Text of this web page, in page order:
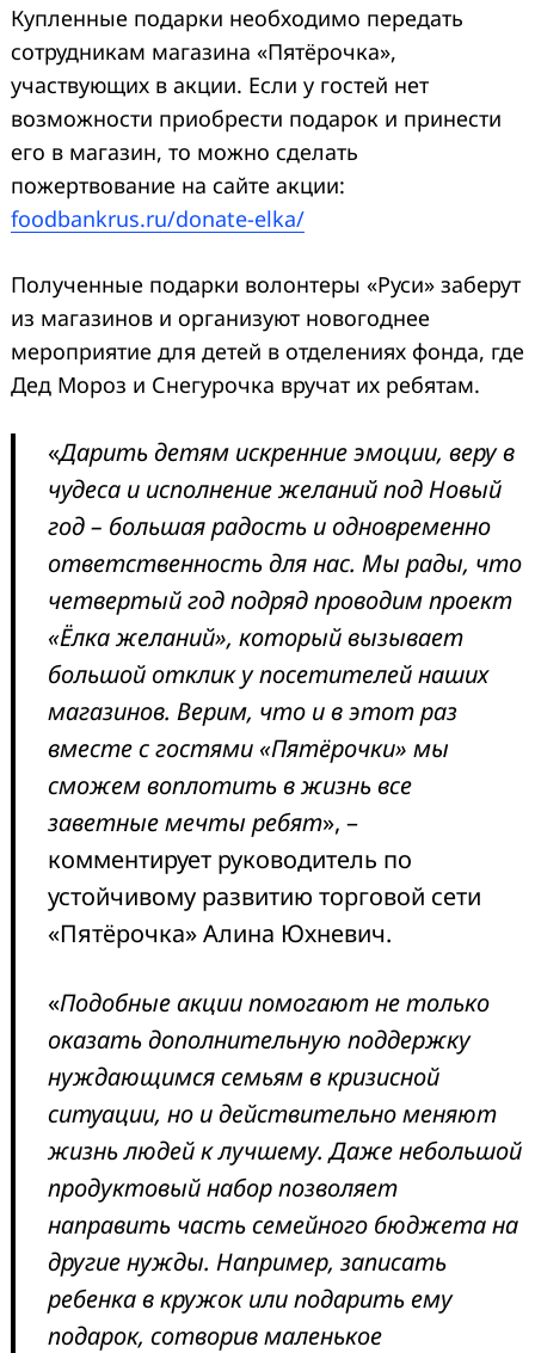
Купленные подарки необходимо передать
сотрудникам магазина «Пятёрочка»,
участвующих в акции. Если у гостей нет
возможности приобрести подарок и принести
его в магазин, то можно сделать
пожертвование на сайте акции:
foodbankrus.ru/donate-elka/
Полученные подарки волонтеры «Руси» заберут
из магазинов и организуют новогоднее
мероприятие для детей в отделениях фонда, где
Дед Мороз и Снегурочка вручат их ребятам.
«Дарить детям искренние эмоции, веру в
чудеса и исполнение желаний под Новый
год – большая радость и одновременно
ответственность для нас. Мы рады, что
четвертый год подряд проводим проект
«Ёлка желаний», который вызывает
большой отклик у посетителей наших
магазинов. Верим, что и в этот раз
вместе с гостями «Пятёрочки» мы
сможем воплотить в жизнь все
заветные мечты ребят», –
комментирует руководитель по
устойчивому развитию торговой сети
«Пятёрочка» Алина Юхневич.
«Подобные акции помогают не только
оказать дополнительную поддержку
нуждающимся семьям в кризисной
ситуации, но и действительно меняют
жизнь людей к лучшему. Даже небольшой
продуктовый набор позволяет
направить часть семейного бюджета на
другие нужды. Например, записать
ребенка в кружок или подарить ему
подарок, сотворив маленькое